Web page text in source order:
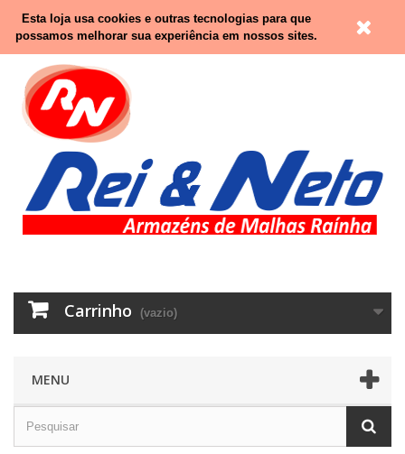
Contacte-nos
Carrinho (vazio)
MENU
Esta loja usa cookies e outras tecnologias para que
possamos melhorar sua experiência em nossos sites.